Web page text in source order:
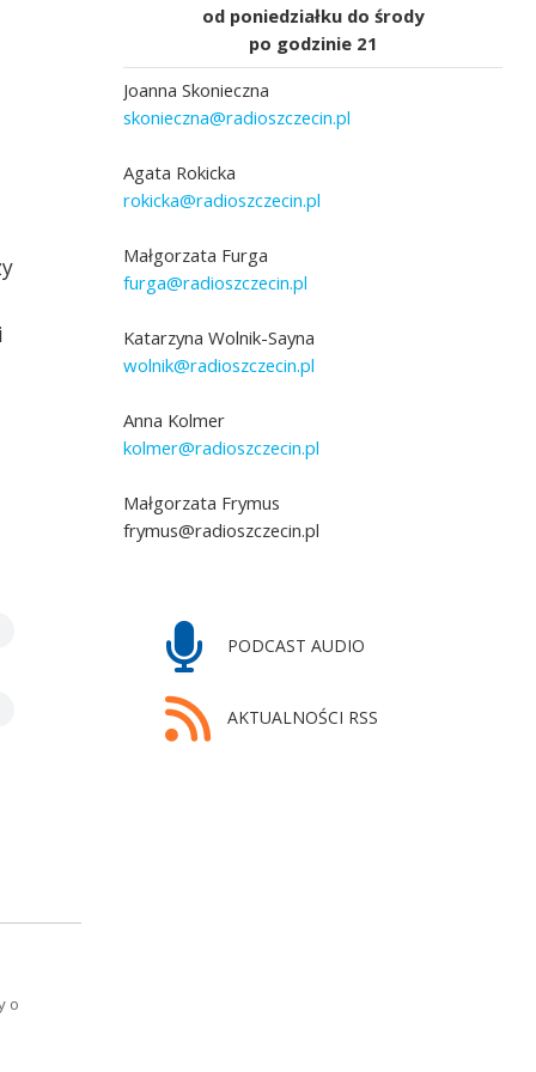
od poniedziałku do środy
po godzinie 21
Joanna Skonieczna
skonieczna@radioszczecin.pl
Agata Rokicka
rokicka@radioszczecin.pl
Małgorzata Furga
furga@radioszczecin.pl
Katarzyna Wolnik-Sayna
wolnik@radioszczecin.pl
Anna Kolmer
kolmer@radioszczecin.pl
Małgorzata Frymus
frymus@radioszczecin.pl
PODCAST AUDIO
AKTUALNOŚCI RSS
o